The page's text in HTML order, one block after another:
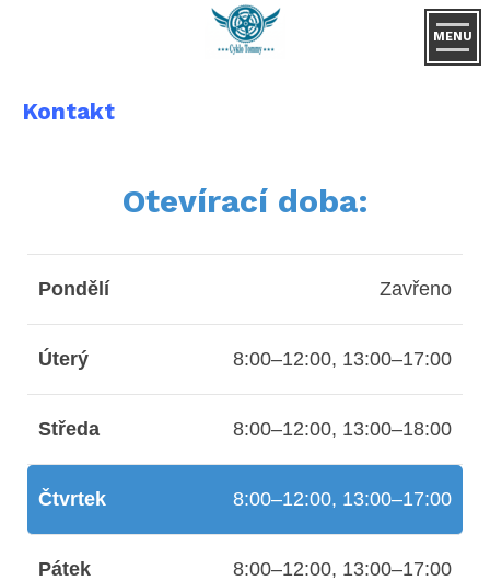
MENU
Kontakt
Otevírací doba:
Pondělí Zavřeno
Úterý 8:00–12:00, 13:00–17:00
Středa 8:00–12:00, 13:00–18:00
Čtvrtek 8:00–12:00, 13:00–17:00
Pátek 8:00–12:00, 13:00–17:00